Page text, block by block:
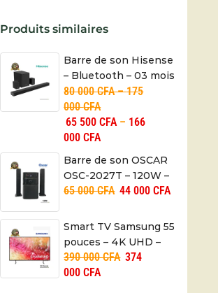
Produits similaires
Barre de son Hisense
– Bluetooth – 03 mois
80 000CFA–175
000CFA
65 500CFA– 166
000CFA
Barre de son OSCAR
OSC-2027T – 120W –
Bluetooth – 03 mois
65 000CFA 44 000CFA
Smart TV Samsung 55
pouces – 4K UHD –
UA55DU7000UXLY –
06 mois
390 000CFA 374
000CFA